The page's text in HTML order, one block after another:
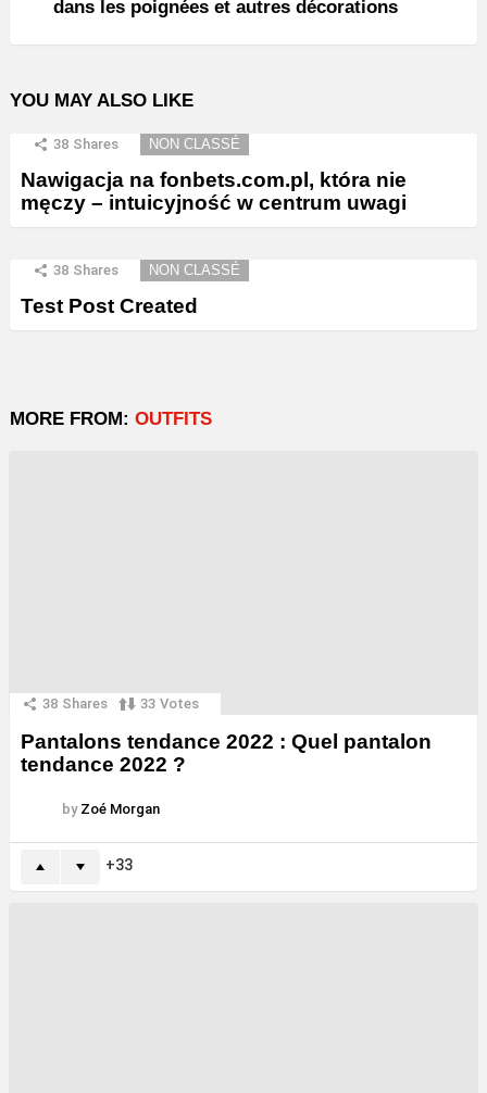
dans les poignées et autres décorations
YOU MAY ALSO LIKE
38 Shares NON CLASSÉ
Nawigacja na fonbets.com.pl, która nie
męczy – intuicyjność w centrum uwagi
38 Shares NON CLASSÉ
Test Post Created
MORE FROM: OUTFITS
38 Shares 33 Votes
Pantalons tendance 2022 : Quel pantalon
tendance 2022 ?
by Zoé Morgan
33